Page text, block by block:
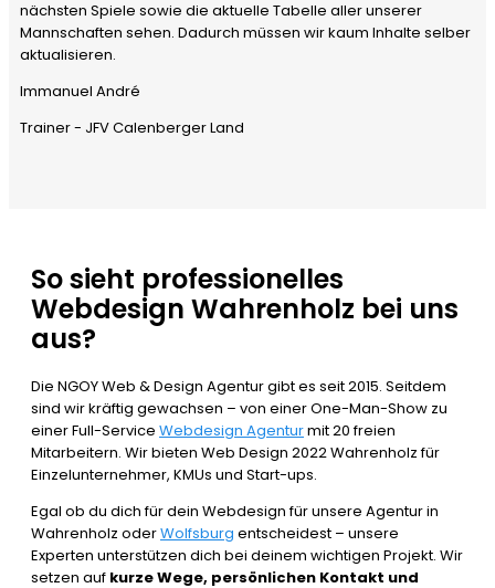
nächsten Spiele sowie die aktuelle Tabelle aller unserer
Mannschaften sehen. Dadurch müssen wir kaum Inhalte selber
aktualisieren.
Immanuel André
Trainer - JFV Calenberger Land
So sieht professionelles
Webdesign Wahrenholz bei uns
aus?
Die NGOY Web & Design Agentur gibt es seit 2015. Seitdem
sind wir kräftig gewachsen – von einer One-Man-Show zu
einer Full-Service Webdesign Agenturmit 20 freien
Mitarbeitern. Wir bieten Web Design 2022 Wahrenholz für
Einzelunternehmer, KMUs und Start-ups.
Egal ob du dich für dein Webdesign für unsere Agentur in
Wahrenholz oderWolfsburg entscheidest – unsere
Experten unterstützen dich bei deinem wichtigen Projekt. Wir
setzen auf kurze Wege, persönlichen Kontakt und